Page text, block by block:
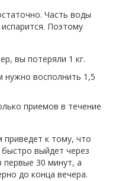
Часть воды
Поэтому
вы потеряли 1 кг.
нужно восполнить 1,5
приемов в течение
к тому, что
выйдет через
первые 30 минут, а
до конца вечера.